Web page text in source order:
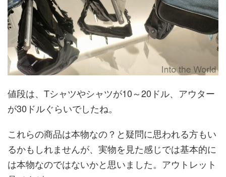
値段は、Tシャツやシャツが10～20ドル、アウター
が30ドルぐらいでしたね。
これらの商品は本物なの？と疑問に思われる方もい
るかもしれませんが、実物を見た感じでは基本的に
は本物なのではないかと思いました。アウトレット